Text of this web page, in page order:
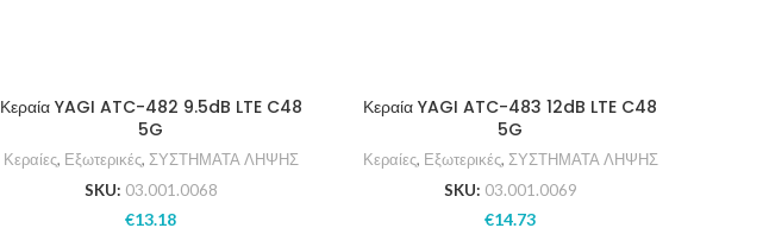
Κεραία YAGI ATC-482 9.5dB LTE C48
5G
Κεραίες, Εξωτερικές, ΣΥΣΤΗΜΑΤΑ ΛΗΨΗΣ
SKU: 03.001.0068
€13.18
Κεραία YAGI ATC-483 12dB LTE C48
5G
Κεραίες, Εξωτερικές, ΣΥΣΤΗΜΑΤΑ ΛΗΨΗΣ
SKU: 03.001.0069
€14.73